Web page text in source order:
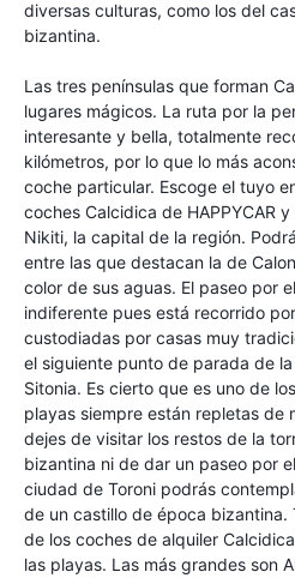
diversas culturas, como los del
bizantina.
Las tres penínsulas que forman
lugares mágicos. La ruta por la
interesante y bella, totalmente
kilómetros, por lo que lo más
coche particular. Escoge el tuyo
coches Calcidica de HAPPYCAR
Nikiti, la capital de la región.
entre las que destacan la de
color de sus aguas. El paseo por
indiferente pues está recorrido
custodiadas por casas muy
el siguiente punto de parada de
Sitonia. Es cierto que es uno de
playas siempre están repletas de
dejes de visitar los restos de la
bizantina ni de dar un paseo por
ciudad de Toroni podrás
de un castillo de época bizantina.
de los coches de alquiler
las playas. Las más grandes son